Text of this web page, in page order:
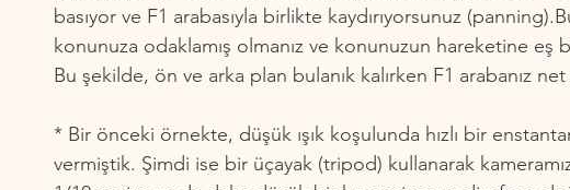
basıyor ve F1 arabasıyla birlikte kaydırıyorsunuz
konunuza odaklamış olmanız ve konunuzun hareketine eş
Bu şekilde, ön ve arka plan bulanık kalırken F1 arabanız net
* Bir önceki örnekte, düşük ışık koşulunda hızlı bir
vermiştik. Şimdi ise bir üçayak (tripod) kullanarak